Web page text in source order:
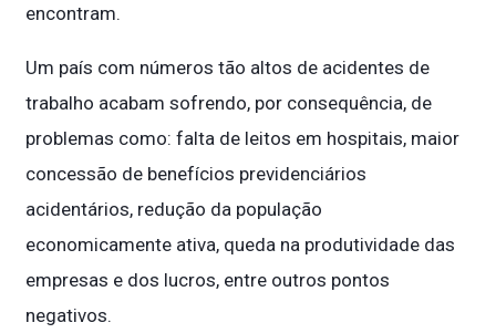
encontram.
Um país com números tão altos de acidentes de
trabalho acabam sofrendo, por consequência, de
problemas como: falta de leitos em hospitais, maior
concessão de benefícios previdenciários
acidentários, redução da população
economicamente ativa, queda na produtividade das
empresas e dos lucros, entre outros pontos
negativos.